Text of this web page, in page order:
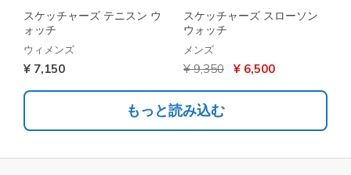
スケッチャーズ テニスン ウ
ォッチ
ウィメンズ
¥ 7,150
スケッチャーズ スローソン
ウォッチ
メンズ
からの値引き
¥ 9,350 から
¥ 6,500
もっと読み込む